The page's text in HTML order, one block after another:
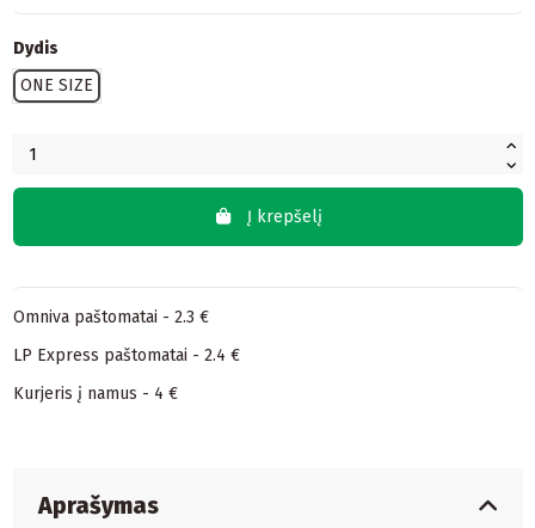
Dydis
ONE SIZE
Į krepšelį
Omniva paštomatai - 2.3 €
LP Express paštomatai - 2.4 €
Kurjeris į namus - 4 €
Aprašymas